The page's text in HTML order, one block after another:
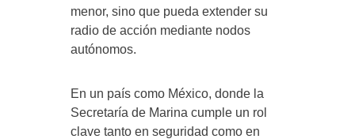
menor, sino que pueda extender su
radio de acción mediante nodos
autónomos.
En un país como México, donde la
Secretaría de Marina cumple un rol
clave tanto en seguridad como en